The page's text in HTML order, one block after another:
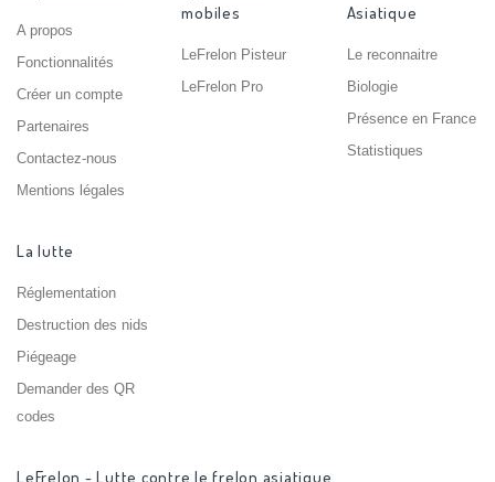
A propos
Fonctionnalités
Créer un compte
Partenaires
Contactez-nous
Mentions légales
mobiles
LeFrelon Pisteur
LeFrelon Pro
Asiatique
Le reconnaitre
Biologie
Présence en France
Statistiques
La lutte
Réglementation
Destruction des nids
Piégeage
Demander des QR
codes
LeFrelon - Lutte contre le frelon asiatique